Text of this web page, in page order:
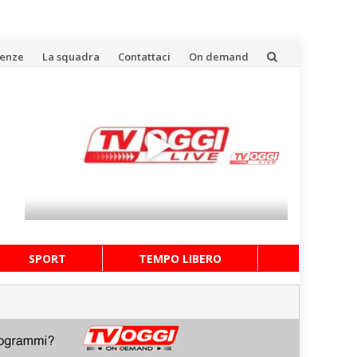
La squadra Contattaci On demand
SPORT TEMPO LIBERO